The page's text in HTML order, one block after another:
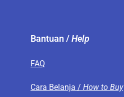
Bantuan /Help
FAQ
Cara Belanja /How to Buy